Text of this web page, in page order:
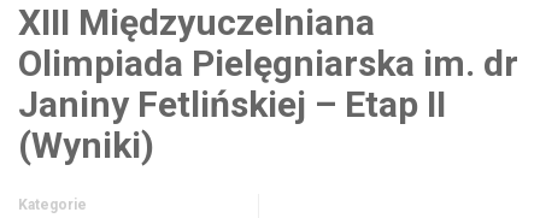
XIII Międzyuczelniana
Olimpiada Pielęgniarska im. dr
Janiny Fetlińskiej – Etap II
(Wyniki)
Kategorie